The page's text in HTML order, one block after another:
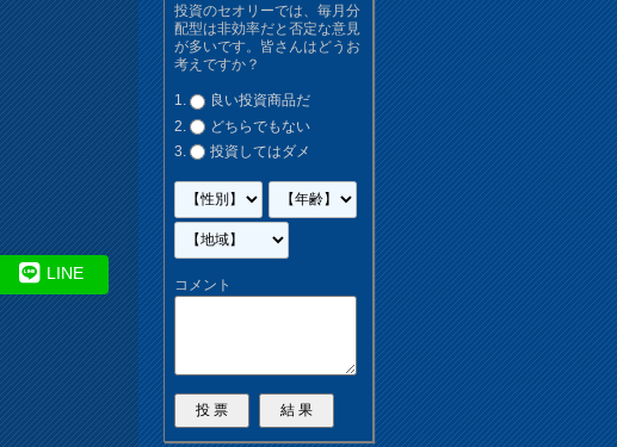
LINE
投資のセオリーでは、毎月分
配型は非効率だと否定な意見
が多いです。皆さんはどうお
考えですか？
良い投資商品だ
どちらでもない
投資してはダメ
コメント